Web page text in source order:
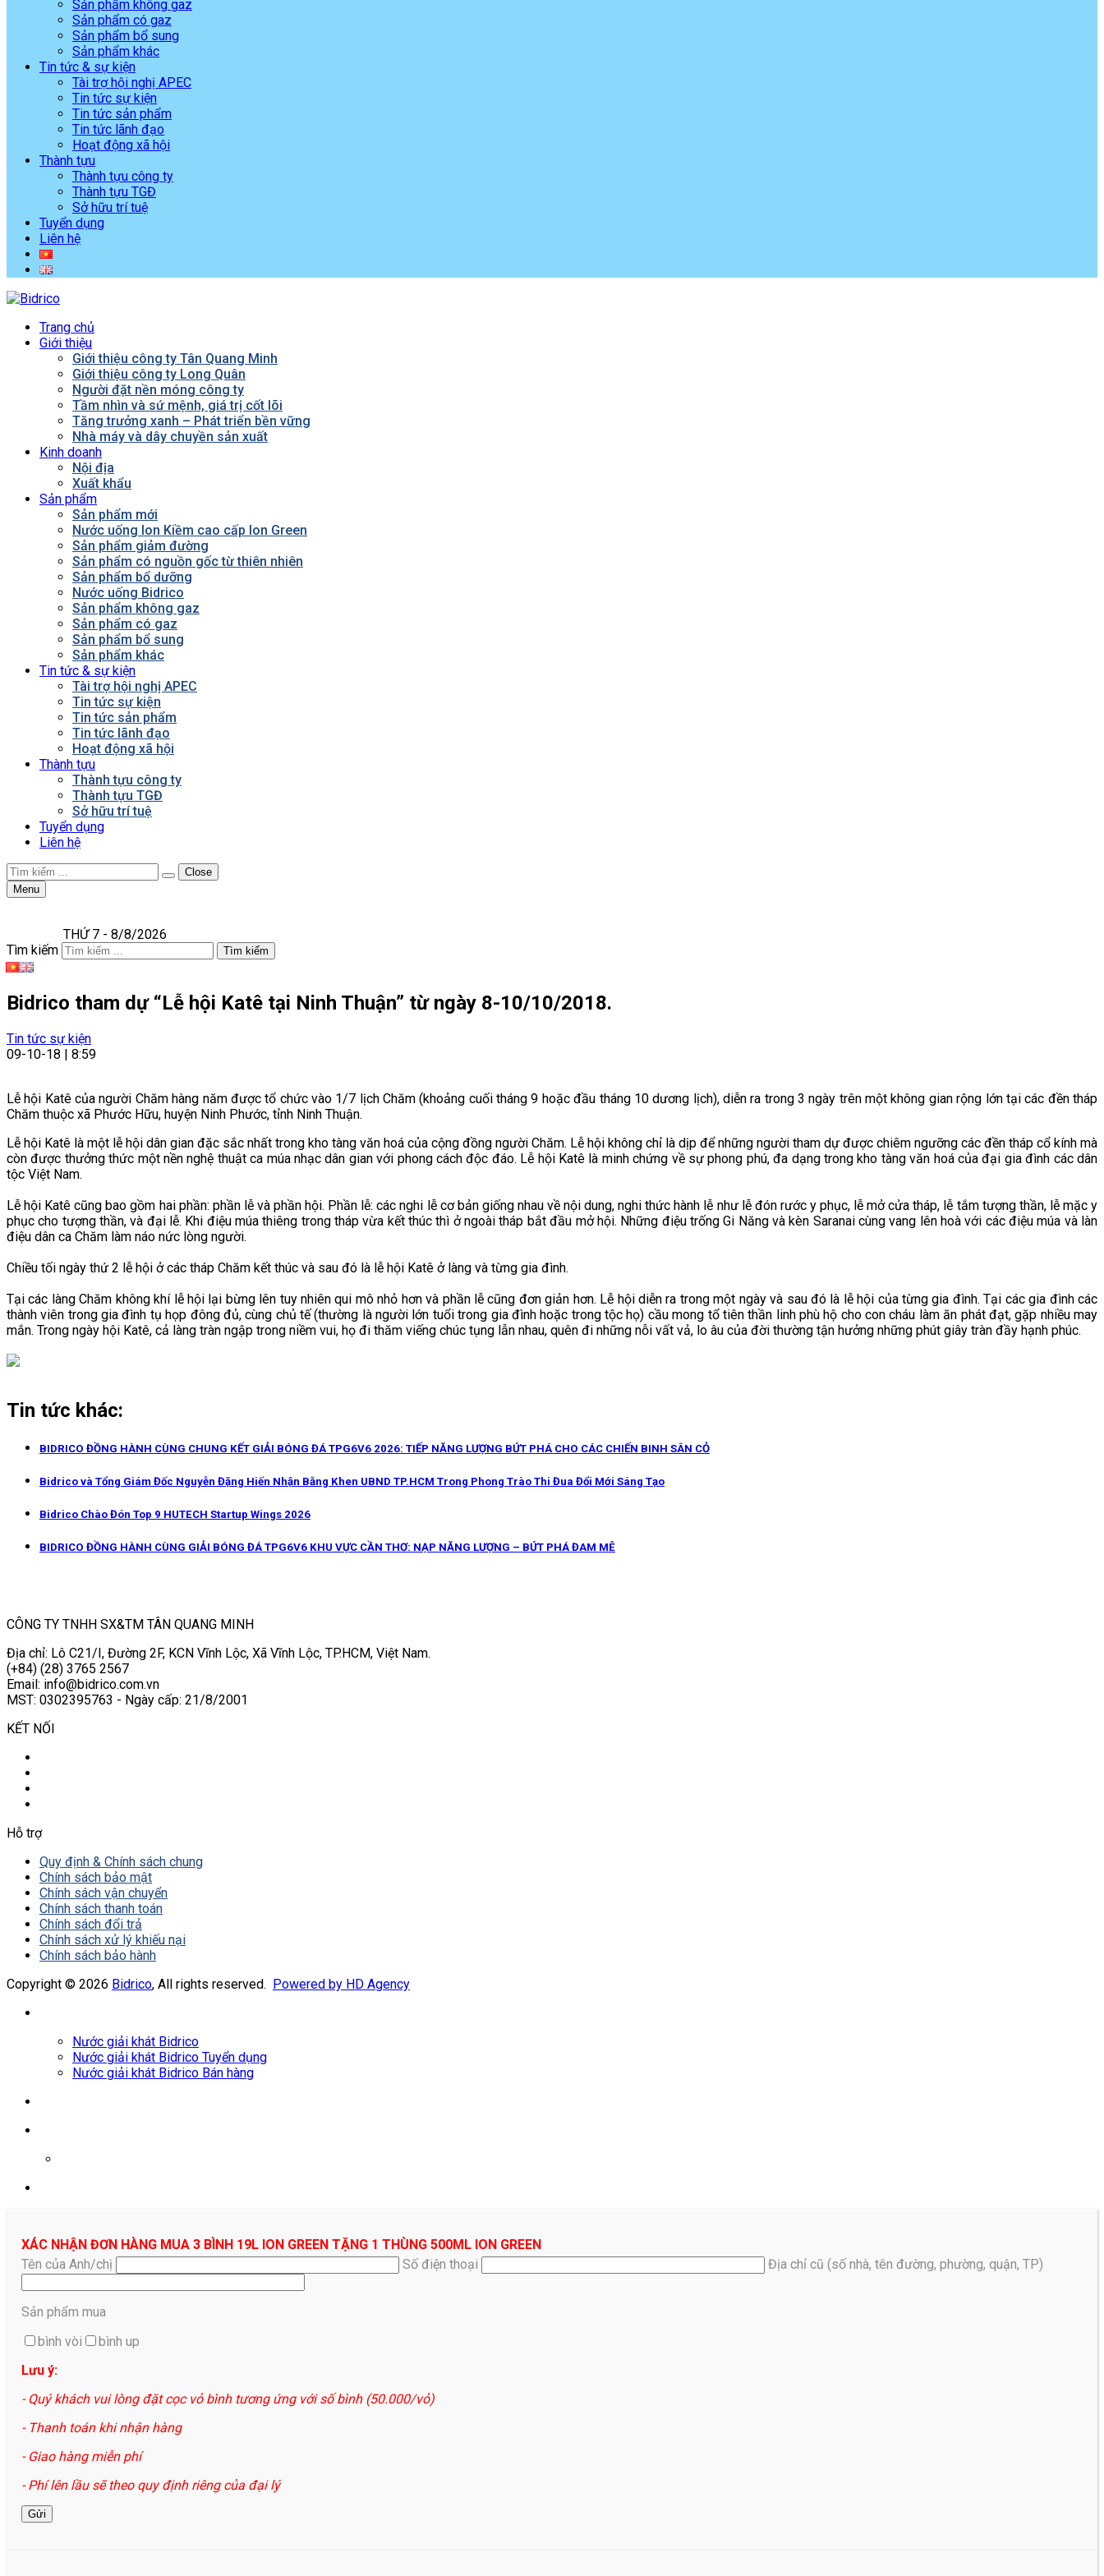
Sản phẩm không gaz
Sản phẩm có gaz
Sản phẩm bổ sung
Sản phẩm khác
Tin tức & sự kiện
Tài trợ hội nghị APEC
Tin tức sự kiện
Tin tức sản phẩm
Tin tức lãnh đạo
Hoạt động xã hội
Thành tựu
Thành tựu công ty
Thành tựu TGĐ
Sở hữu trí tuệ
Tuyển dụng
Liên hệ
Trang chủ
Giới thiệu
Giới thiệu công ty Tân Quang Minh
Giới thiệu công ty Long Quân
Người đặt nền móng công ty
Tầm nhìn và sứ mệnh, giá trị cốt lõi
Tăng trưởng xanh – Phát triển bền vững
Nhà máy và dây chuyền sản xuất
Kinh doanh
Nội địa
Xuất khẩu
Sản phẩm
Sản phẩm mới
Nước uống Ion Kiềm cao cấp Ion Green
Sản phẩm giảm đường
Sản phẩm có nguồn gốc từ thiên nhiên
Sản phẩm bổ dưỡng
Nước uống Bidrico
Sản phẩm không gaz
Sản phẩm có gaz
Sản phẩm bổ sung
Sản phẩm khác
Tin tức & sự kiện
Tài trợ hội nghị APEC
Tin tức sự kiện
Tin tức sản phẩm
Tin tức lãnh đạo
Hoạt động xã hội
Thành tựu
Thành tựu công ty
Thành tựu TGĐ
Sở hữu trí tuệ
Tuyển dụng
Liên hệ
Close
Menu
THỨ 7 - 8/8/2026
Tìm kiếm
Tìm kiếm
Bidrico tham dự “Lễ hội Katê tại Ninh Thuận” từ ngày 8-10/10/2018.
Tin tức sự kiện
09-10-18 | 8:59
Lễ hội Katê của người Chăm hàng năm được tổ chức vào 1/7 lịch Chăm (khoảng cuối tháng 9 hoặc đầu tháng 10 dương lịch), diễn ra trong 3 ngày trên một không gian rộng lớn tại các đền tháp
Chăm thuộc xã Phước Hữu, huyện Ninh Phước, tỉnh Ninh Thuận.
Lễ hội Katê là một lễ hội dân gian đặc sắc nhất trong kho tàng văn hoá của cộng đồng người Chăm. Lễ hội không chỉ là dịp để những người tham dự được chiêm ngưỡng các đền tháp cổ kính mà
còn được thưởng thức một nền nghệ thuật ca múa nhạc dân gian với phong cách độc đáo. Lễ hội Katê là minh chứng về sự phong phú, đa dạng trong kho tàng văn hoá của đại gia đình các dân
tộc Việt Nam.
Lễ hội Katê cũng bao gồm hai phần: phần lễ và phần hội. Phần lễ: các nghi lễ cơ bản giống nhau về nội dung, nghi thức hành lễ như lễ đón rước y phục, lễ mở cửa tháp, lễ tắm tượng thần, lễ mặc y
phục cho tượng thần, và đại lễ. Khi điệu múa thiêng trong tháp vừa kết thúc thì ở ngoài tháp bắt đầu mở hội. Những điệu trống Gi Năng và kèn Saranai cùng vang lên hoà với các điệu múa và làn
điệu dân ca Chăm làm náo nức lòng người.
Chiều tối ngày thứ 2 lễ hội ở các tháp Chăm kết thúc và sau đó là lễ hội Katê ở làng và từng gia đình.
Tại các làng Chăm không khí lễ hội lại bừng lên tuy nhiên qui mô nhỏ hơn và phần lễ cũng đơn giản hơn. Lễ hội diễn ra trong một ngày và sau đó là lễ hội của từng gia đình. Tại các gia đình các
thành viên trong gia đình tụ họp đông đủ, cùng chủ tế (thường là người lớn tuổi trong gia đình hoặc trong tộc họ) cầu mong tổ tiên thần linh phù hộ cho con cháu làm ăn phát đạt, gặp nhiều may
mắn. Trong ngày hội Katê, cả làng tràn ngập trong niềm vui, họ đi thăm viếng chúc tụng lẫn nhau, quên đi những nỗi vất vả, lo âu của đời thường tận hưởng những phút giây tràn đầy hạnh phúc.
Tin tức khác:
BIDRICO ĐỒNG HÀNH CÙNG CHUNG KẾT GIẢI BÓNG ĐÁ TPG6V6 2026: TIẾP NĂNG LƯỢNG BỨT PHÁ CHO CÁC CHIẾN BINH SÂN CỎ
Bidrico và Tổng Giám Đốc Nguyễn Đặng Hiến Nhận Bằng Khen UBND TP.HCM Trong Phong Trào Thi Đua Đổi Mới Sáng Tạo
Bidrico Chào Đón Top 9 HUTECH Startup Wings 2026
BIDRICO ĐỒNG HÀNH CÙNG GIẢI BÓNG ĐÁ TPG6V6 KHU VỰC CẦN THƠ: NẠP NĂNG LƯỢNG – BỨT PHÁ ĐAM MÊ
CÔNG TY TNHH SX&TM TÂN QUANG MINH
Địa chỉ: Lô C21/I, Đường 2F, KCN Vĩnh Lộc, Xã Vĩnh Lộc, TP.HCM, Việt Nam.
(+84) (28) 3765 2567
Email: info@bidrico.com.vn
MST: 0302395763 - Ngày cấp: 21/8/2001
KẾT NỐI
Hỗ trợ
Quy định & Chính sách chung
Chính sách bảo mật
Chính sách vận chuyển
Chính sách thanh toán
Chính sách đổi trả
Chính sách xử lý khiếu nại
Chính sách bảo hành
Copyright © 2026 Bidrico, All rights reserved. Powered by HD Agency
Nước giải khát Bidrico
Nước giải khát Bidrico Tuyển dụng
Nước giải khát Bidrico Bán hàng
XÁC NHẬN ĐƠN HÀNG MUA 3 BÌNH 19L ION GREEN TẶNG 1 THÙNG 500ML ION GREEN
Tên của Anh/chị
Số điện thoại Địa chỉ cũ (số nhà, tên đường, phường, quận, TP)
Sản phẩm mua
bình vòi
bình up
Lưu ý:
- Quý khách vui lòng đặt cọc vỏ bình tương ứng với số bình (50.000/vỏ)
- Thanh toán khi nhận hàng
- Giao hàng miễn phí
- Phí lên lầu sẽ theo quy định riêng của đại lý